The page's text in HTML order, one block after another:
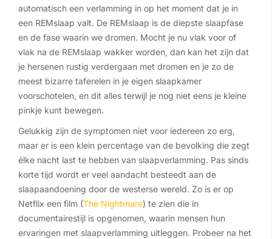
automatisch een verlamming in op het moment dat je in
een REMslaap valt. De REMslaap is de diepste slaapfase
en de fase waarin we dromen. Mocht je nu vlak voor of
vlak na de REMslaap wakker worden, dan kan het zijn dat
je hersenen rustig verdergaan met dromen en je zo de
meest bizarre taferelen in je eigen slaapkamer
voorschotelen, en dit alles terwijl je nog niet eens je kleine
pinkje kunt bewegen.
Gelukkig zijn de symptomen niet voor iedereen zo erg,
maar er is een klein percentage van de bevolking die zegt
élke nacht last te hebben van slaapverlamming. Pas sinds
korte tijd wordt er veel aandacht besteedt aan de
slaapaandoening door de westerse wereld. Zo is er op
Netflix een film (The Nightmare) te zien die in
documentairestijl is opgenomen, waarin mensen hun
ervaringen met slaapverlamming uitleggen. Probeer na het